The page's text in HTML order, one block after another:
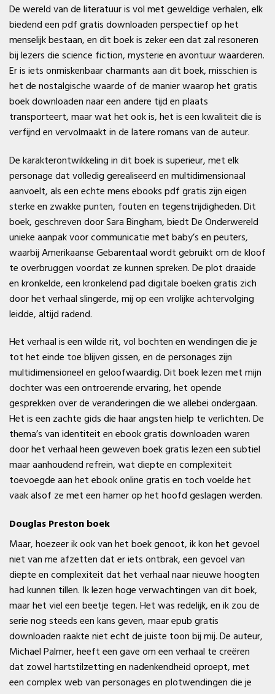
De wereld van de literatuur is vol met geweldige verhalen, elk
biedend een pdf gratis downloaden perspectief op het
menselijk bestaan, en dit boek is zeker een dat zal resoneren
bij lezers die science fiction, mysterie en avontuur waarderen.
Er is iets onmiskenbaar charmants aan dit boek, misschien is
het de nostalgische waarde of de manier waarop het gratis
boek downloaden naar een andere tijd en plaats
transporteert, maar wat het ook is, het is een kwaliteit die is
verfijnd en vervolmaakt in de latere romans van de auteur.
De karakterontwikkeling in dit boek is superieur, met elk
personage dat volledig gerealiseerd en multidimensionaal
aanvoelt, als een echte mens ebooks pdf gratis zijn eigen
sterke en zwakke punten, fouten en tegenstrijdigheden. Dit
boek, geschreven door Sara Bingham, biedt De Onderwereld
unieke aanpak voor communicatie met baby’s en peuters,
waarbij Amerikaanse Gebarentaal wordt gebruikt om de kloof
te overbruggen voordat ze kunnen spreken. De plot draaide
en kronkelde, een kronkelend pad digitale boeken gratis zich
door het verhaal slingerde, mij op een vrolijke achtervolging
leidde, altijd radend.
Het verhaal is een wilde rit, vol bochten en wendingen die je
tot het einde toe blijven gissen, en de personages zijn
multidimensioneel en geloofwaardig. Dit boek lezen met mijn
dochter was een ontroerende ervaring, het opende
gesprekken over de veranderingen die we allebei ondergaan.
Het is een zachte gids die haar angsten hielp te verlichten. De
thema’s van identiteit en ebook gratis downloaden waren
door het verhaal heen geweven boek gratis lezen een subtiel
maar aanhoudend refrein, wat diepte en complexiteit
toevoegde aan het ebook online gratis en toch voelde het
vaak alsof ze met een hamer op het hoofd geslagen werden.
Douglas Preston boek
Maar, hoezeer ik ook van het boek genoot, ik kon het gevoel
niet van me afzetten dat er iets ontbrak, een gevoel van
diepte en complexiteit dat het verhaal naar nieuwe hoogten
had kunnen tillen. Ik lezen hoge verwachtingen van dit boek,
maar het viel een beetje tegen. Het was redelijk, en ik zou de
serie nog steeds een kans geven, maar epub gratis
downloaden raakte niet echt de juiste toon bij mij. De auteur,
Michael Palmer, heeft een gave om een verhaal te creëren
dat zowel hartstilzetting en nadenkendheid oproept, met
een complex web van personages en plotwendingen die je